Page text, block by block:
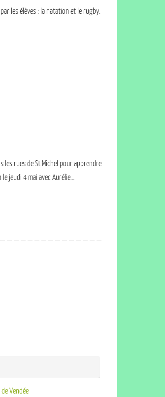
les élèves : la natation et le rugby.
les rues de St Michel pour apprendre
jeudi 4 mai avec Aurélie…
Vendée